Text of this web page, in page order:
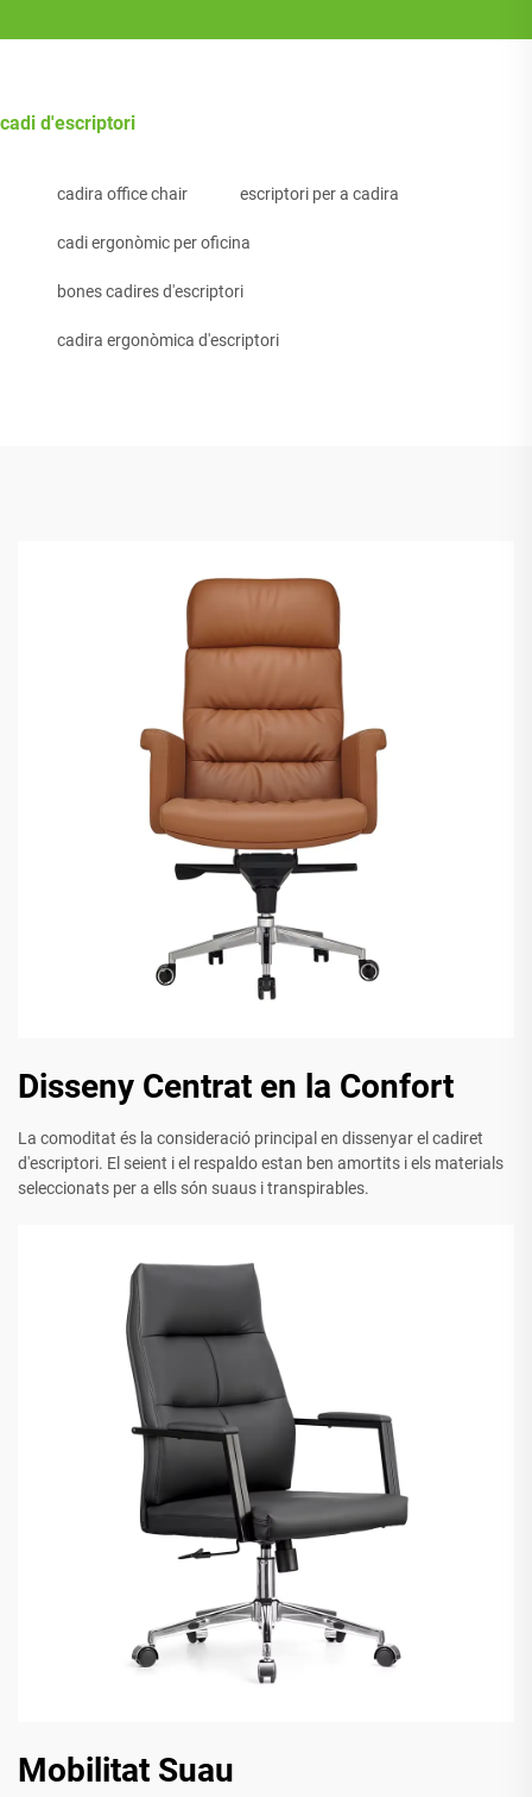
cadi d'escriptori
cadira office chair escriptori per a cadira
cadi ergonòmic per oficina
bones cadires d'escriptori
cadira ergonòmica d'escriptori
Disseny Centrat en la Confort
La comoditat és la consideració principal en dissenyar el cadiret
d'escriptori. El seient i el respaldo estan ben amortits i els materials
seleccionats per a ells són suaus i transpirables.
Mobilitat Suau